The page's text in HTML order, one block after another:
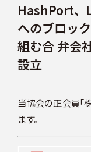
ニュース
提言・報告書
スケジュール
HashPort、
へのブロッ
組む合 弁会
設立
当協会の正会員「
ます。